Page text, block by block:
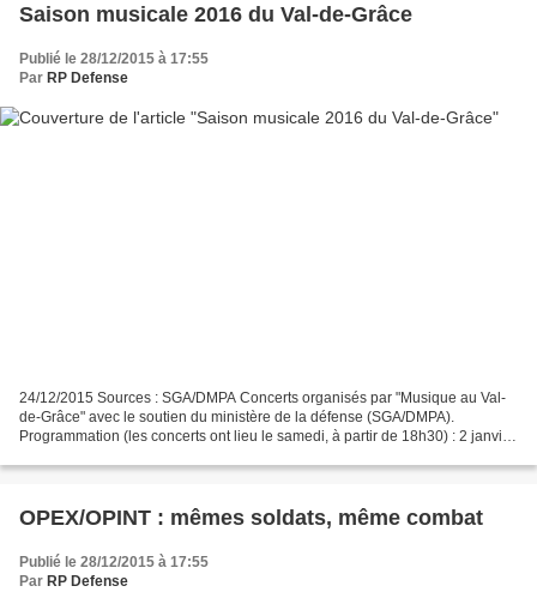
Saison musicale 2016 du Val-de-Grâce
Publié le 28/12/2015 à 17:55
Par RP Defense
24/12/2015 Sources : SGA/DMPA Concerts organisés par "Musique au Val-
de-Grâce" avec le soutien du ministère de la défense (SGA/DMPA).
Programmation (les concerts ont lieu le samedi, à partir de 18h30) : 2 janvier
OPEX/OPINT : mêmes soldats, même combat
Publié le 28/12/2015 à 17:55
Par RP Defense